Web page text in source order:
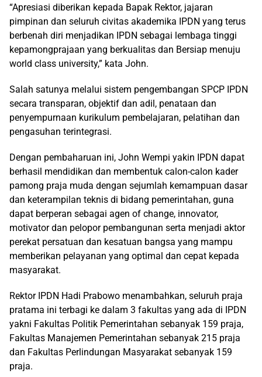
“Apresiasi diberikan kepada Bapak Rektor, jajaran
pimpinan dan seluruh civitas akademika IPDN yang terus
berbenah diri menjadikan IPDN sebagai lembaga tinggi
kepamongprajaan yang berkualitas dan Bersiap menuju
world class university,” kata John.
Salah satunya melalui sistem pengembangan SPCP IPDN
secara transparan, objektif dan adil, penataan dan
penyempurnaan kurikulum pembelajaran, pelatihan dan
pengasuhan terintegrasi.
Dengan pembaharuan ini, John Wempi yakin IPDN dapat
berhasil mendidikan dan membentuk calon-calon kader
pamong praja muda dengan sejumlah kemampuan dasar
dan keterampilan teknis di bidang pemerintahan, guna
dapat berperan sebagai agen of change, innovator,
motivator dan pelopor pembangunan serta menjadi aktor
perekat persatuan dan kesatuan bangsa yang mampu
memberikan pelayanan yang optimal dan cepat kepada
masyarakat.
Rektor IPDN Hadi Prabowo menambahkan, seluruh praja
pratama ini terbagi ke dalam 3 fakultas yang ada di IPDN
yakni Fakultas Politik Pemerintahan sebanyak 159 praja,
Fakultas Manajemen Pemerintahan sebanyak 215 praja
dan Fakultas Perlindungan Masyarakat sebanyak 159
praja.